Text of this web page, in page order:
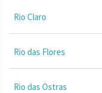
Rio Claro
Rio das Flores
Rio das Ostras